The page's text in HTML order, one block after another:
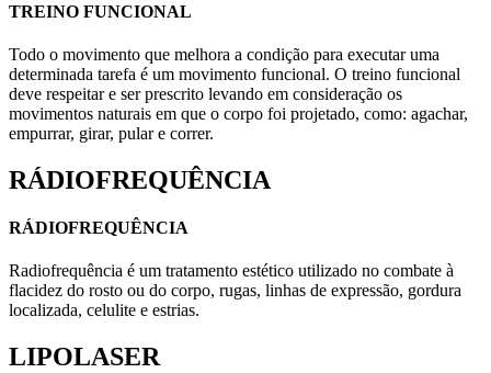
TREINO FUNCIONAL
Todo o movimento que melhora a condição para executar uma
determinada tarefa é um movimento funcional. O treino funcional
deve respeitar e ser prescrito levando em consideração os
movimentos naturais em que o corpo foi projetado, como: agachar,
empurrar, girar, pular e correr.
RÁDIOFREQUÊNCIA
RÁDIOFREQUÊNCIA
Radiofrequência é um tratamento estético utilizado no combate à
flacidez do rosto ou do corpo, rugas, linhas de expressão, gordura
localizada, celulite e estrias.
LIPOLASER